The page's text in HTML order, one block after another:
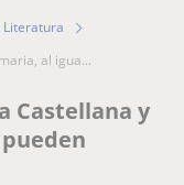
Literatura
al igua...
Castellana y